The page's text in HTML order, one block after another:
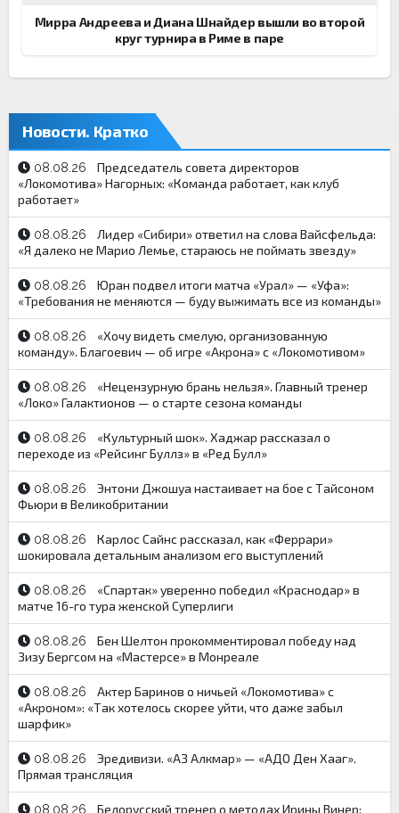
Мирра Андреева и Диана Шнайдер вышли во второй
круг турнира в Риме в паре
Новости. Кратко
08.08.26
Председатель совета директоров
«Локомотива» Нагорных: «Команда работает, как клуб
работает»
08.08.26
Лидер «Сибири» ответил на слова Вайсфельда:
«Я далеко не Марио Лемье, стараюсь не поймать звезду»
08.08.26
Юран подвел итоги матча «Урал» — «Уфа»:
«Требования не меняются — буду выжимать все из команды»
08.08.26
«Хочу видеть смелую, организованную
команду». Благоевич — об игре «Акрона» с «Локомотивом»
08.08.26
«Нецензурную брань нельзя». Главный тренер
«Локо» Галактионов — о старте сезона команды
08.08.26
«Культурный шок». Хаджар рассказал о
переходе из «Рейсинг Буллз» в «Ред Булл»
08.08.26
Энтони Джошуа настаивает на бое с Тайсоном
Фьюри в Великобритании
08.08.26
Карлос Сайнс рассказал, как «Феррари»
шокировала детальным анализом его выступлений
08.08.26
«Спартак» уверенно победил «Краснодар» в
матче 16-го тура женской Суперлиги
08.08.26
Бен Шелтон прокомментировал победу над
Зизу Бергсом на «Мастерсе» в Монреале
08.08.26
Актер Баринов о ничьей «Локомотива» с
«Акроном»: «Так хотелось скорее уйти, что даже забыл
шарфик»
08.08.26
Эредивизи. «АЗ Алкмар» — «АДО Ден Хааг».
Прямая трансляция
08.08.26 Белорусский тренер о методах Ирины Винер: